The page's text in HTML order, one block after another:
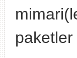
paketler